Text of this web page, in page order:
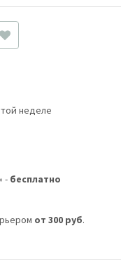
неделе
- бесплатно
от 300 руб.